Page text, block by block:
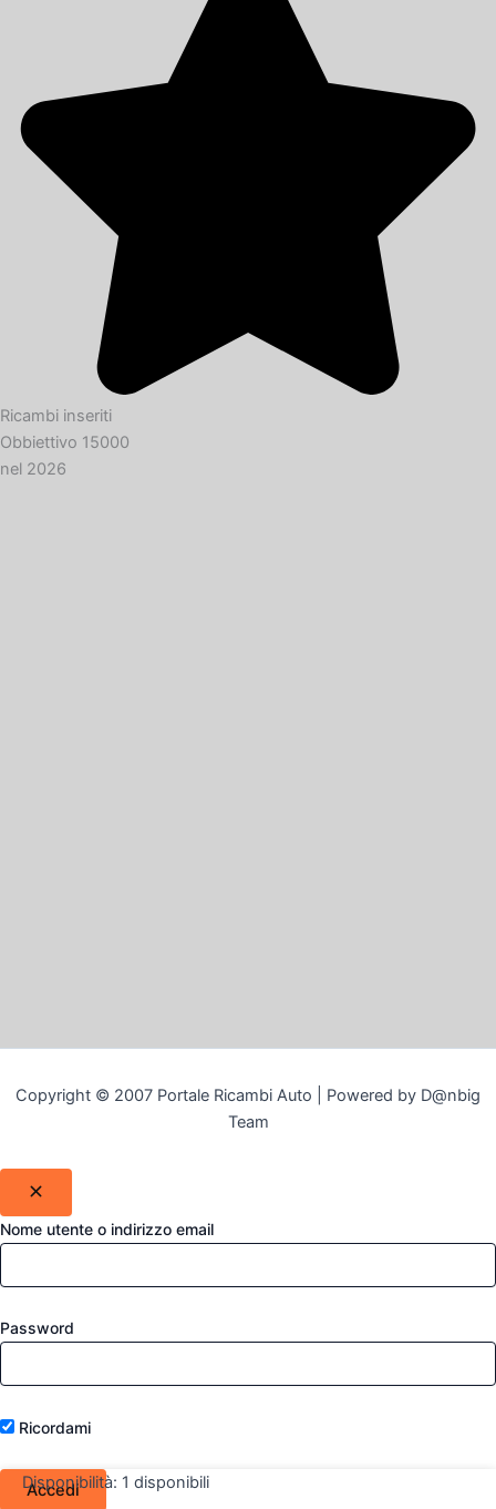
Ricambi inseriti
Obbiettivo 15000
nel 2026
Copyright © 2007 Portale Ricambi Auto | Powered by D@nbig
Team
Nome utente o indirizzo email
Password
Ricordami
Disponibilità: 1 disponibili